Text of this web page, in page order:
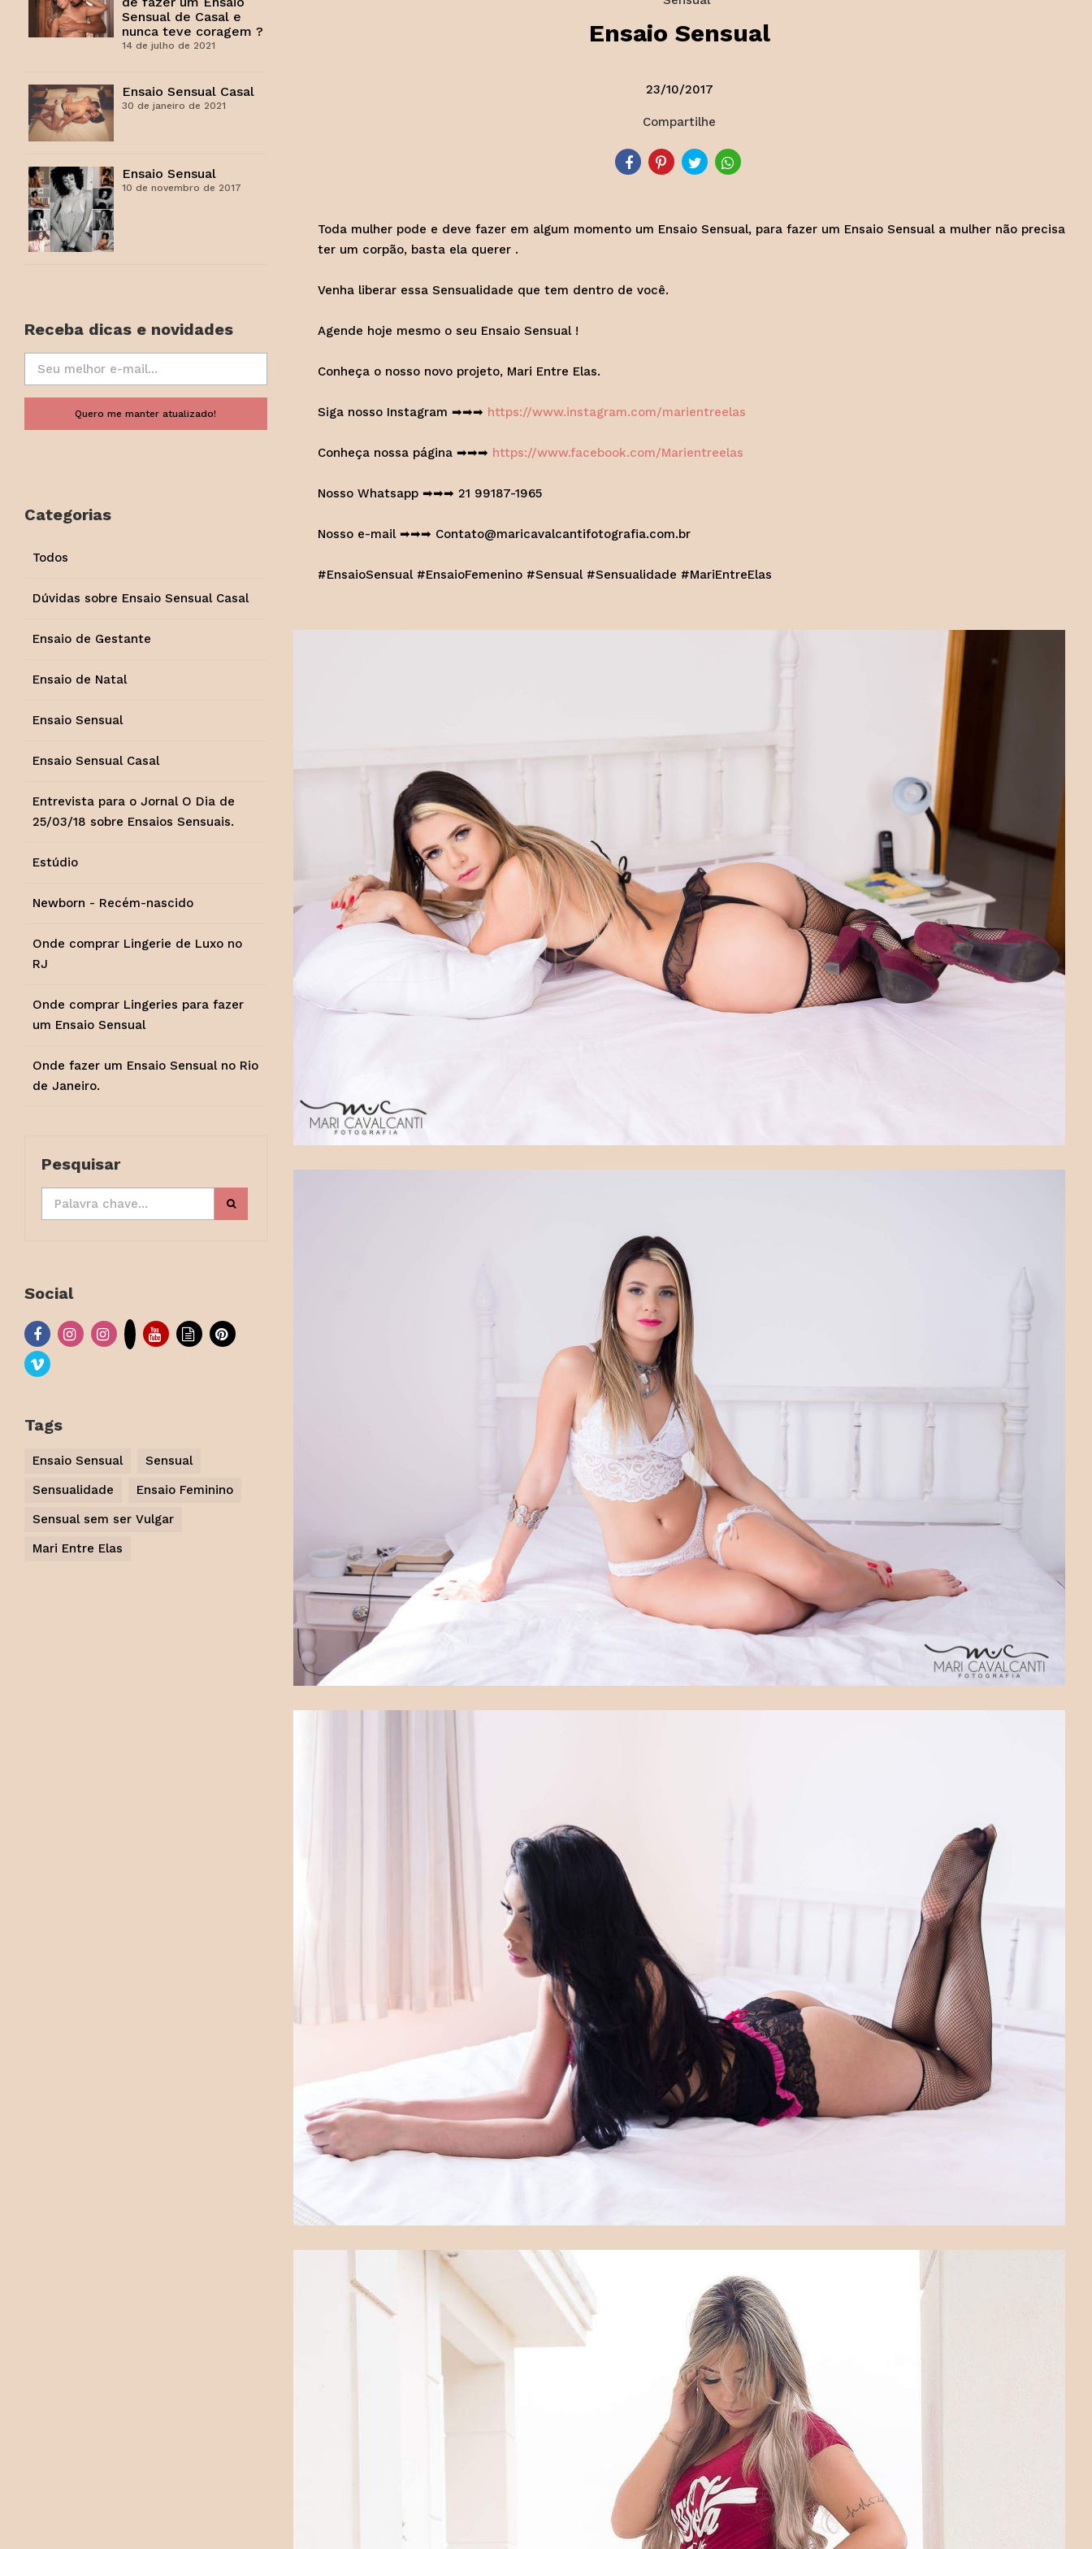
Ensaio Sensual
23/10/2017
Compartilhe
Toda mulher pode e deve fazer em algum momento um Ensaio Sensual, para fazer um Ensaio Sensual a mulher não precisa
ter um corpão, basta ela querer .
Venha liberar essa Sensualidade que tem dentro de você.
Agende hoje mesmo o seu Ensaio Sensual !
Conheça o nosso novo projeto, Mari Entre Elas.
Siga nosso Instagram ➡➡➡ https://www.instagram.com/marientreelas
Conheça nossa página ➡➡➡ https://www.facebook.com/Marientreelas
Nosso Whatsapp ➡➡➡ 21 99187-1965
Nosso e-mail ➡➡➡ Contato@maricavalcantifotografia.com.br
#EnsaioSensual #EnsaioFemenino #Sensual #Sensualidade #MariEntreElas
Sensual de Casal e
nunca teve coragem ?
14 de julho de 2021
Ensaio Sensual Casal
30 de janeiro de 2021
Ensaio Sensual
10 de novembro de 2017
Receba dicas e novidades
Quero me manter atualizado!
Categorias
Todos
Dúvidas sobre Ensaio Sensual Casal
Ensaio de Gestante
Ensaio de Natal
Ensaio Sensual
Ensaio Sensual Casal
Entrevista para o Jornal O Dia de
25/03/18 sobre Ensaios Sensuais.
Estúdio
Newborn - Recém-nascido
Onde comprar Lingerie de Luxo no
RJ
Onde comprar Lingeries para fazer
um Ensaio Sensual
Onde fazer um Ensaio Sensual no Rio
de Janeiro.
Pesquisar
Social
Tags
Ensaio Sensual
Sensual
Sensualidade
Ensaio Feminino
Sensual sem ser Vulgar
Mari Entre Elas